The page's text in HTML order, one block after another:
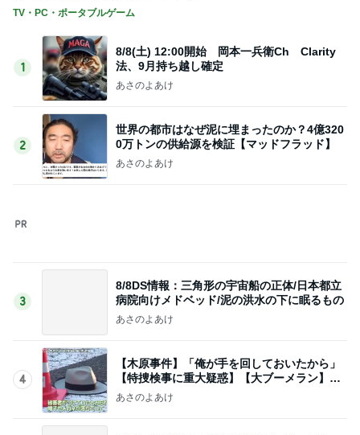
あさのよあけ
3
8/8DS情報：三角形の宇宙船の正体/日本都立
病院向けメドベッド/泥の洪水の下に眠るもの
あさのよあけ
4
5
嘗て、地球表面の膨大な部分が、Food Fore
sts（食料の森）で覆われていた。
あさのよあけ
このジャンルの記事をもっと見る
次世代掃除機がやってきた！！